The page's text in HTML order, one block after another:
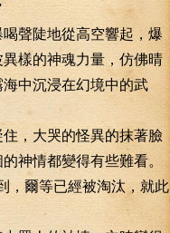
陡地從高空響起，爆
樣的神魂力量，仿佛晴
中沉浸在幻境中的武
，大哭的怪異的抹著臉
神情都變得有些難看。
爾等已經被淘汰，就此